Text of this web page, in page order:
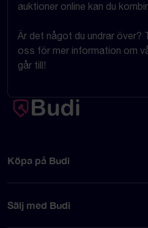
auktioner online kan du
Är det något du undrar
oss för mer information om
går till!
Köpa på Budi
Sälj med Budi